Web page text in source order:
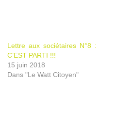
Lettre aux sociétaires N°8 :
C’EST PARTI !!!
15 juin 2018
Dans "Le Watt Citoyen"